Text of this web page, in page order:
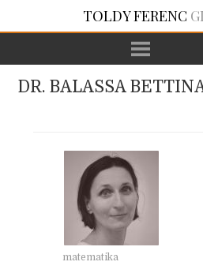
TOLDY FERENC
DR. BALASSA
matematika